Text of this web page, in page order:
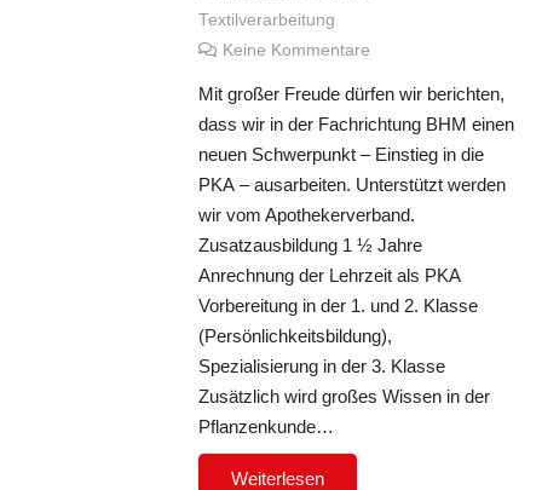
Textilverarbeitung
Keine Kommentare
Mit großer Freude dürfen wir berichten,
dass wir in der Fachrichtung BHM einen
neuen Schwerpunkt – Einstieg in die
PKA – ausarbeiten. Unterstützt werden
wir vom Apothekerverband.
Zusatzausbildung 1 ½ Jahre
Anrechnung der Lehrzeit als PKA
Vorbereitung in der 1. und 2. Klasse
(Persönlichkeitsbildung),
Spezialisierung in der 3. Klasse
Zusätzlich wird großes Wissen in der
Pflanzenkunde…
Weiterlesen